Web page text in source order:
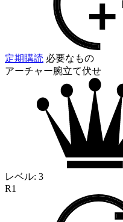
定期購読 必要なもの
アーチャー腕立て伏せ
レベル: 3
R1